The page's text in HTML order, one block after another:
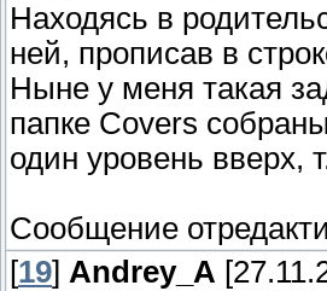
Находясь в
ней, прописав в
Ныне у меня такая
папке Covers
один уровень вверх,
Сообщение
[19] Andrey_A